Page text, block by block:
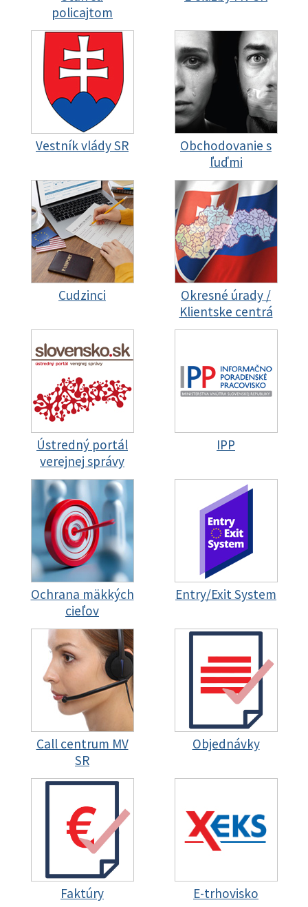
policajtom
Vestník vlády SR
Obchodovanie s
ľuďmi
Cudzinci
Okresné úrady /
Klientske centrá
Ústredný portál
verejnej správy
IPP
Ochrana mäkkých
cieľov
Entry/Exit System
Call centrum MV
SR
Objednávky
Faktúry E-trhovisko